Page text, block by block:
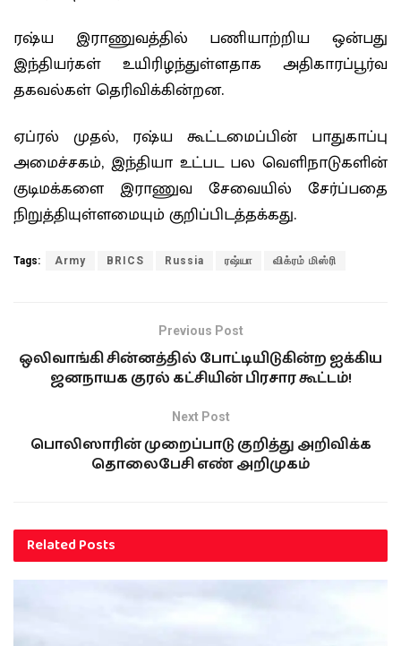
ரஷ்ய இராணுவத்தில் பணியாற்றிய ஒன்பது
இந்தியர்கள் உயிரிழந்துள்ளதாக அதிகாரப்பூர்வ
தகவல்கள் தெரிவிக்கின்றன.
ஏப்ரல் முதல், ரஷ்ய கூட்டமைப்பின் பாதுகாப்பு
அமைச்சகம், இந்தியா உட்பட பல வெளிநாடுகளின்
குடிமக்களை இராணுவ சேவையில் சேர்ப்பதை
நிறுத்தியுள்ளமையும் குறிப்பிடத்தக்கது.
Tags: Army BRICS Russia ரஷ்யா விக்ரம் மிஸ்ரி
Previous Post
ஒலிவாங்கி சின்னத்தில் போட்டியிடுகின்ற ஐக்கிய
ஜனநாயக குரல் கட்சியின் பிரசார கூட்டம்!
Next Post
பொலிஸாரின் முறைப்பாடு குறித்து அறிவிக்க
தொலைபேசி எண் அறிமுகம்
RelatedPosts